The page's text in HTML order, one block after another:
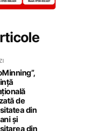
de
din
și
din